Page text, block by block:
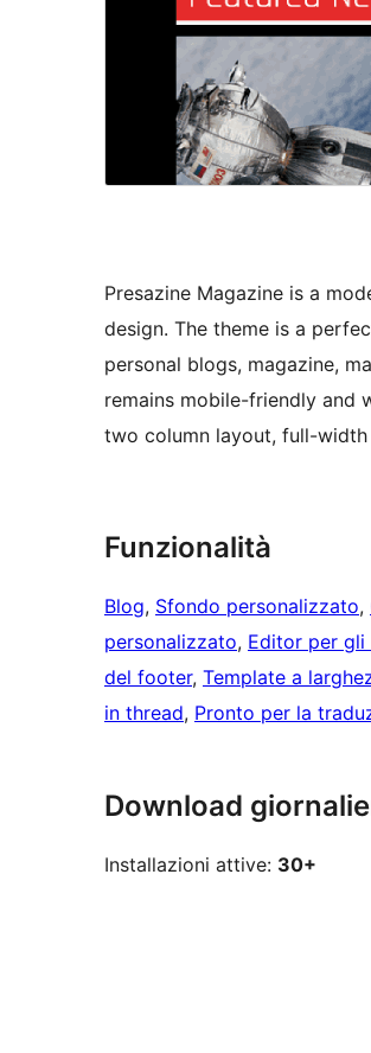
Presazine Magazine is a
design. The theme is a
personal blogs, magazine,
remains mobile-friendly and
two column layout, full-
Funzionalità
Blog, Sfondo personalizzato,
personalizzato, Editor per gli
del footer, Template a
in thread, Pronto per la
Download
Installazioni attive: 30+